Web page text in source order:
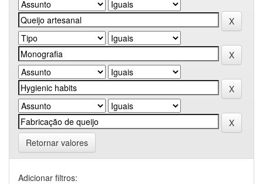
Retornar valores
Adicionar filtros: